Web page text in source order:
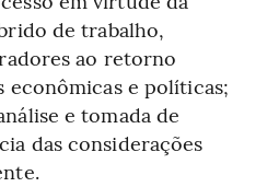
de trabalho,
ao retorno
econômicas e políticas;
e tomada de
das considerações